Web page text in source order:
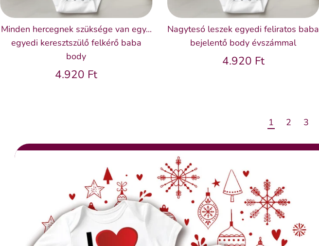
Minden hercegnek szüksége van egy...
egyedi keresztszülő felkérő baba
body
4.920 Ft
Nagytesó leszek egyedi feliratos baba
bejelentő body évszámmal
4.920 Ft
1 2 3